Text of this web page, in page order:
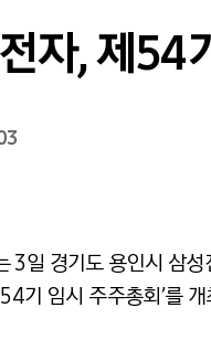
자, 제54
3일 경기도 용인시 삼
기 임시 주주총회’를